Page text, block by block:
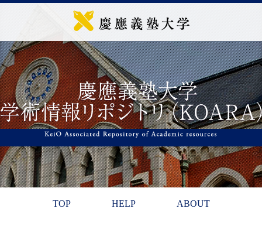
TOP HELP ABOUT